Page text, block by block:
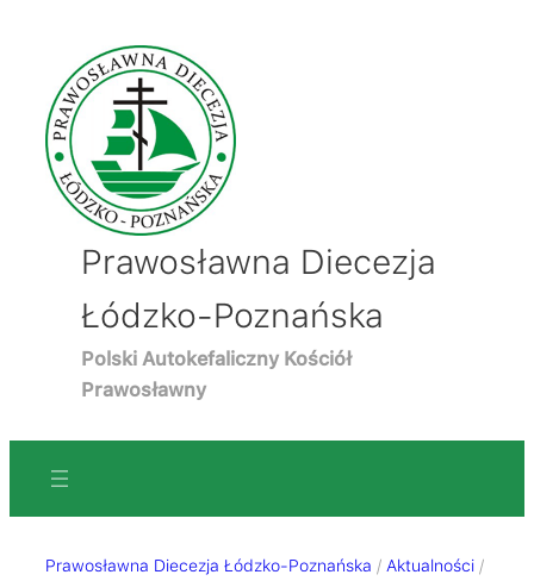
Prawosławna Diecezja
Łódzko-Poznańska
Polski Autokefaliczny Kościół
Prawosławny
Prawosławna Diecezja Łódzko-Poznańska / Aktualności /